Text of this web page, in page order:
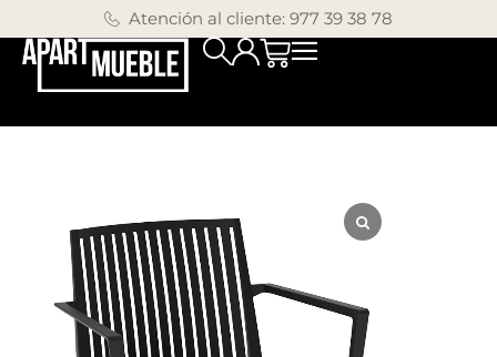
Atención al cliente: 977 39 38 78